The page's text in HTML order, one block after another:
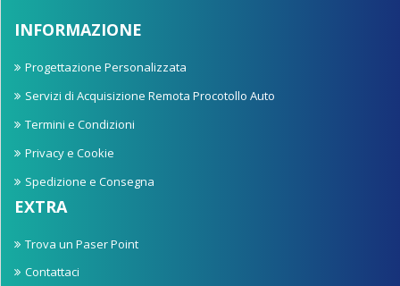
INFORMAZIONE
Progettazione Personalizzata
Servizi di Acquisizione Remota Procotollo Auto
Termini e Condizioni
Privacy e Cookie
Spedizione e Consegna
EXTRA
Trova un Paser Point
Contattaci